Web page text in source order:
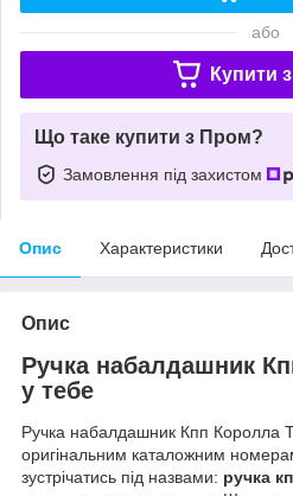
або
Купити з
Що таке купити з Пром?
Замовлення під захистом
Опис Характеристики
Опис
Ручка набалдашник
у тебе
Ручка набалдашник Кпп Королла
оригінальним каталожним
зустрічатись під назвами: ручка